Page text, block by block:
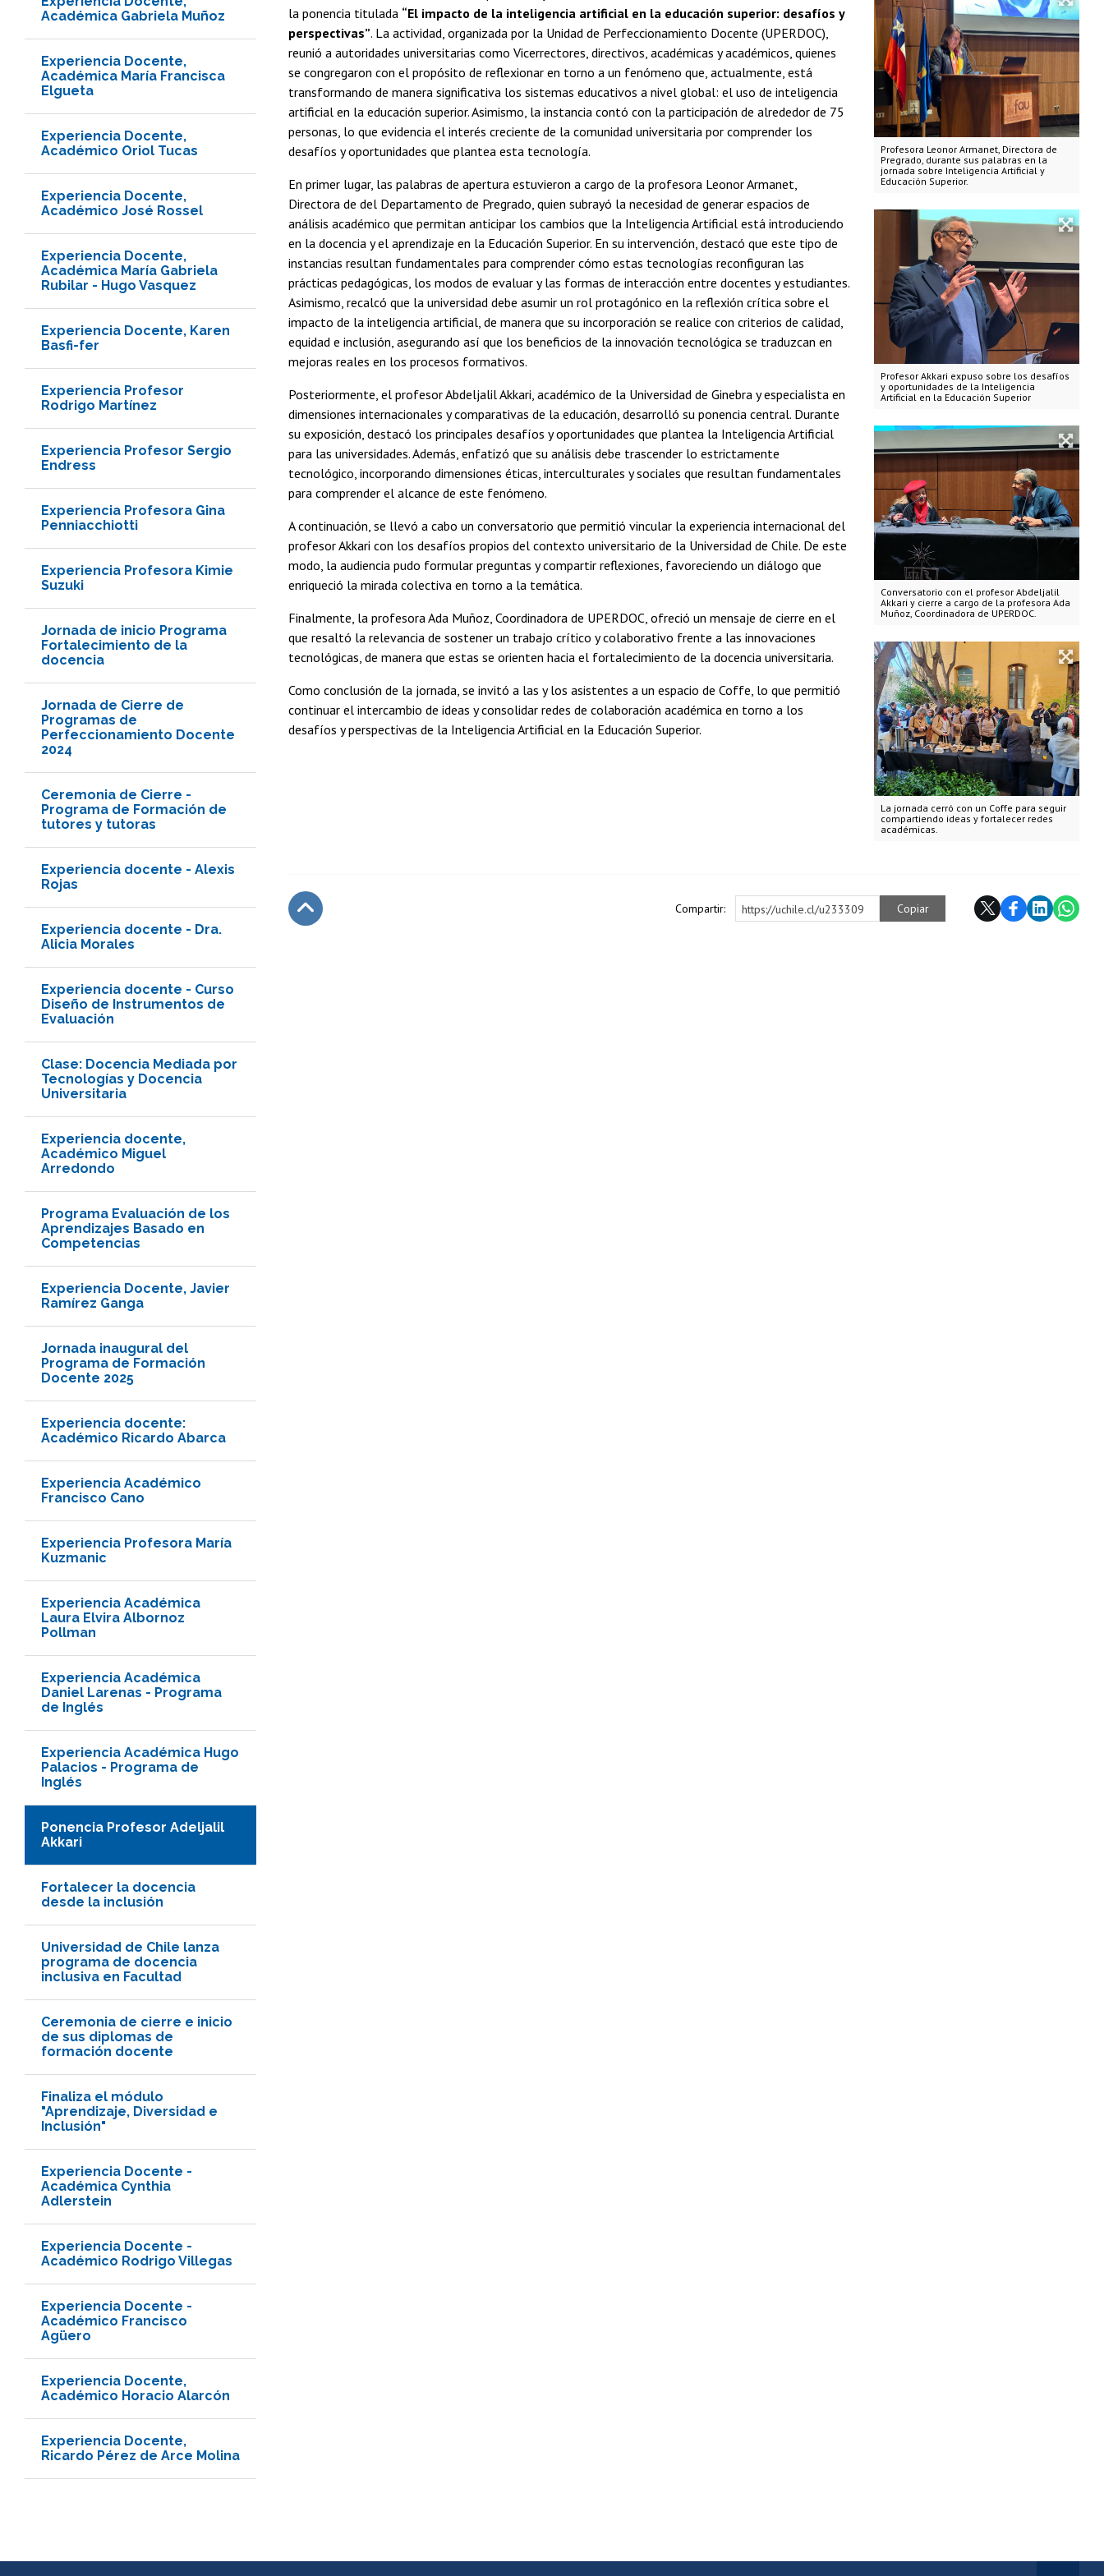
Académica Gabriela Muñoz
Experiencia Docente,
Académica María Francisca
Elgueta
Experiencia Docente,
Académico Oriol Tucas
Experiencia Docente,
Académico José Rossel
Experiencia Docente,
Académica María Gabriela
Rubilar - Hugo Vasquez
Experiencia Docente, Karen
Basfi-fer
Experiencia Profesor
Rodrigo Martínez
Experiencia Profesor Sergio
Endress
Experiencia Profesora Gina
Penniacchiotti
Experiencia Profesora Kimie
Suzuki
Jornada de inicio Programa
Fortalecimiento de la
docencia
Jornada de Cierre de
Programas de
Perfeccionamiento Docente
2024
Ceremonia de Cierre -
Programa de Formación de
tutores y tutoras
Experiencia docente - Alexis
Rojas
Experiencia docente - Dra.
Alicia Morales
Experiencia docente - Curso
Diseño de Instrumentos de
Evaluación
Clase: Docencia Mediada por
Tecnologías y Docencia
Universitaria
Experiencia docente,
Académico Miguel
Arredondo
Programa Evaluación de los
Aprendizajes Basado en
Competencias
Experiencia Docente, Javier
Ramírez Ganga
Jornada inaugural del
Programa de Formación
Docente 2025
Experiencia docente:
Académico Ricardo Abarca
Experiencia Académico
Francisco Cano
Experiencia Profesora María
Kuzmanic
Experiencia Académica
Laura Elvira Albornoz
Pollman
Experiencia Académica
Daniel Larenas - Programa
de Inglés
Experiencia Académica Hugo
Palacios - Programa de
Inglés
Ponencia Profesor Adeljalil
Akkari
Fortalecer la docencia
desde la inclusión
Universidad de Chile lanza
programa de docencia
inclusiva en Facultad
Ceremonia de cierre e inicio
de sus diplomas de
formación docente
Finaliza el módulo
"Aprendizaje, Diversidad e
Inclusión"
Experiencia Docente -
Académica Cynthia
Adlerstein
Experiencia Docente -
Académico Rodrigo Villegas
Experiencia Docente -
Académico Francisco
Agüero
Experiencia Docente,
Académico Horacio Alarcón
Experiencia Docente,
Ricardo Pérez de Arce Molina
Profesora Leonor Armanet, Directora de
Pregrado, durante sus palabras en la
jornada sobre Inteligencia Artificial y
Educación Superior.
Profesor Akkari expuso sobre los desafíos
y oportunidades de la Inteligencia
Artificial en la Educación Superior
Conversatorio con el profesor Abdeljalil
Akkari y cierre a cargo de la profesora Ada
Muñoz, Coordinadora de UPERDOC.
La jornada cerró con un Coffe para seguir
compartiendo ideas y fortalecer redes
académicas.
la ponencia titulada “El impacto de la inteligencia artificial en la educación superior: desafíos y
perspectivas”. La actividad, organizada por la Unidad de Perfeccionamiento Docente (UPERDOC),
reunió a autoridades universitarias como Vicerrectores, directivos, académicas y académicos, quienes
se congregaron con el propósito de reflexionar en torno a un fenómeno que, actualmente, está
transformando de manera significativa los sistemas educativos a nivel global: el uso de inteligencia
artificial en la educación superior. Asimismo, la instancia contó con la participación de alrededor de 75
personas, lo que evidencia el interés creciente de la comunidad universitaria por comprender los
desafíos y oportunidades que plantea esta tecnología.
En primer lugar, las palabras de apertura estuvieron a cargo de la profesora Leonor Armanet,
Directora de del Departamento de Pregrado, quien subrayó la necesidad de generar espacios de
análisis académico que permitan anticipar los cambios que la Inteligencia Artificial está introduciendo
en la docencia y el aprendizaje en la Educación Superior. En su intervención, destacó que este tipo de
instancias resultan fundamentales para comprender cómo estas tecnologías reconfiguran las
prácticas pedagógicas, los modos de evaluar y las formas de interacción entre docentes y estudiantes.
Asimismo, recalcó que la universidad debe asumir un rol protagónico en la reflexión crítica sobre el
impacto de la inteligencia artificial, de manera que su incorporación se realice con criterios de calidad,
equidad e inclusión, asegurando así que los beneficios de la innovación tecnológica se traduzcan en
mejoras reales en los procesos formativos.
Posteriormente, el profesor Abdeljalil Akkari, académico de la Universidad de Ginebra y especialista en
dimensiones internacionales y comparativas de la educación, desarrolló su ponencia central. Durante
su exposición, destacó los principales desafíos y oportunidades que plantea la Inteligencia Artificial
para las universidades. Además, enfatizó que su análisis debe trascender lo estrictamente
tecnológico, incorporando dimensiones éticas, interculturales y sociales que resultan fundamentales
para comprender el alcance de este fenómeno.
A continuación, se llevó a cabo un conversatorio que permitió vincular la experiencia internacional del
profesor Akkari con los desafíos propios del contexto universitario de la Universidad de Chile. De este
modo, la audiencia pudo formular preguntas y compartir reflexiones, favoreciendo un diálogo que
enriqueció la mirada colectiva en torno a la temática.
Finalmente, la profesora Ada Muñoz, Coordinadora de UPERDOC, ofreció un mensaje de cierre en el
que resaltó la relevancia de sostener un trabajo crítico y colaborativo frente a las innovaciones
tecnológicas, de manera que estas se orienten hacia el fortalecimiento de la docencia universitaria.
Como conclusión de la jornada, se invitó a las y los asistentes a un espacio de Coffe, lo que permitió
continuar el intercambio de ideas y consolidar redes de colaboración académica en torno a los
desafíos y perspectivas de la Inteligencia Artificial en la Educación Superior.
Compartir: https://uchile.cl/u233309 Copiar